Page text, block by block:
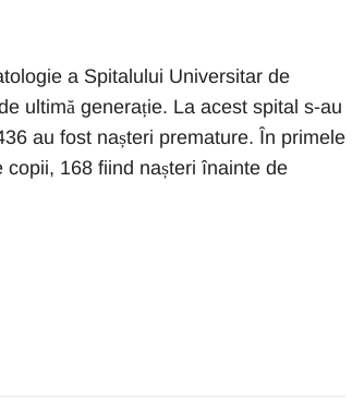
a Spitalului Universitar de
ultimă generație. La acest spital s-au
au fost nașteri premature. În primele
copii, 168 fiind nașteri înainte de